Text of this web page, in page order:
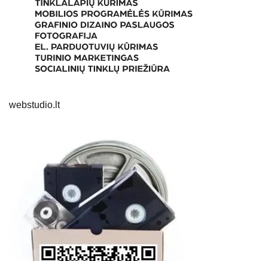
webstudio.lt